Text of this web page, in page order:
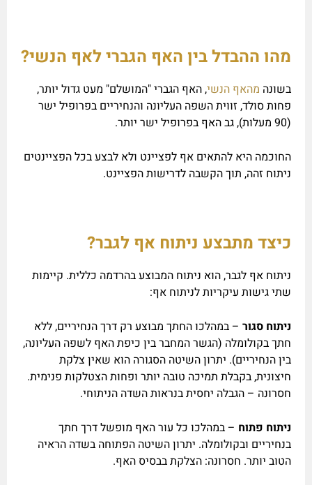
מהו ההבדל בין האף הגברי לאף הנשי?
בשונה מהאף הנשי, האף הגברי "המושלם" מעט גדול יותר,
פחות סולד, זווית השפה העליונה והנחיריים בפרופיל ישר
(90 מעלות), גב האף בפרופיל ישר יותר.
החוכמה היא להתאים אף לפציינט ולא לבצע בכל הפציינטים
ניתוח זהה, תוך הקשבה לדרישות הפציינט.
כיצד מתבצע ניתוח אף לגבר?
ניתוח אף לגבר, הוא ניתוח המבוצע בהרדמה כללית. קיימות
שתי גישות עיקריות לניתוח אף:
ניתוח סגור – במהלכו החתך מבוצע רק דרך הנחיריים, ללא
חתך בקולומלה (הגשר המחבר בין כיפת האף לשפה העליונה,
בין הנחיריים). יתרון השיטה הסגורה הוא שאין צלקת
חיצונית, בקבלת תמיכה טובה יותר ופחות הצטלקות פנימית.
חסרונה – הגבלה יחסית בנראות השדה הניתוחי.
ניתוח פתוח – במהלכו כל עור האף מופשל דרך חתך
בנחיריים ובקולומלה. יתרון השיטה הפתוחה בשדה הראיה
הטוב יותר. חסרונה: הצלקת בבסיס האף.